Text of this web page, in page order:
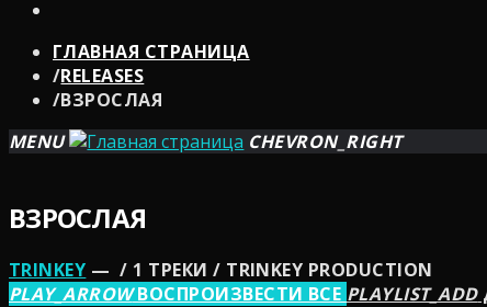
ГЛАВНАЯ СТРАНИЦА
/RELEASES
/ВЗРОСЛАЯ
MENU
CHEVRON_RIGHT
ВЗРОСЛАЯ
TRINKEY — / 1 ТРЕКИ / TRINKEY PRODUCTION
PLAY_ARROWВОСПРОИЗВЕСТИ ВСЕ PLAYLIST_ADD